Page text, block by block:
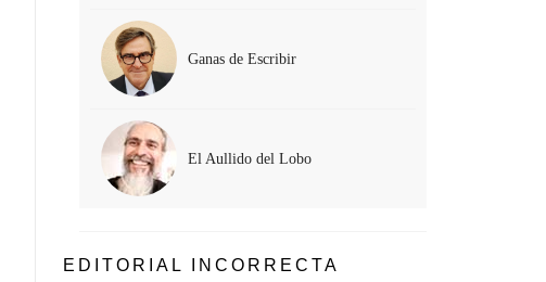
Ganas de Escribir
El Aullido del Lobo
EDITORIAL INCORRECTA